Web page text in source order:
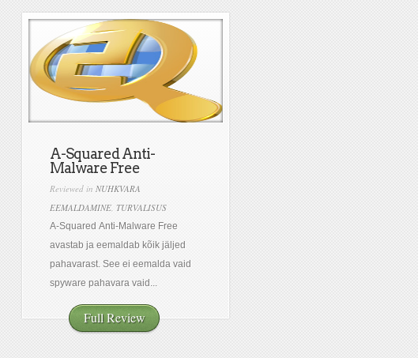
A-Squared Anti-
Malware Free
Reviewed in NUHKVARA
EEMALDAMINE, TURVALISUS
A-Squared Anti-Malware Free
avastab ja eemaldab kõik jäljed
pahavarast. See ei eemalda vaid
spyware pahavara vaid...
Full Review